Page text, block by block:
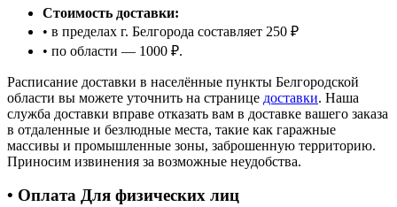
Стоимость доставки:
• в пределах г. Белгорода составляет 250 ₽
• по области — 1000 ₽.
Расписание доставки в населённые пункты Белгородской
области вы можете уточнить на странице доставки. Наша
служба доставки вправе отказать вам в доставке вашего заказа
в отдаленные и безлюдные места, такие как гаражные
массивы и промышленные зоны, заброшенную территорию.
Приносим извинения за возможные неудобства.
• Оплата Для физических лиц